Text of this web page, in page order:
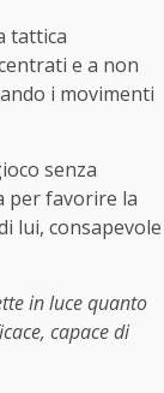
tattica
e a non
i movimenti
senza
per favorire la
lui, consapevole
in luce quanto
capace di